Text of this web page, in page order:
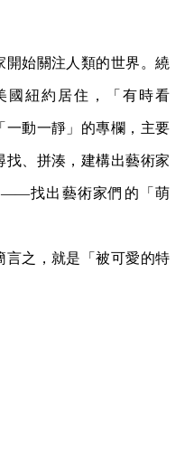
始關注人類的世界。繞
國紐約居住，「有時看
一動一靜」的專欄，主要
找、拼湊，建構出藝術家
——找出藝術家們的「萌
言之，就是「被可愛的特